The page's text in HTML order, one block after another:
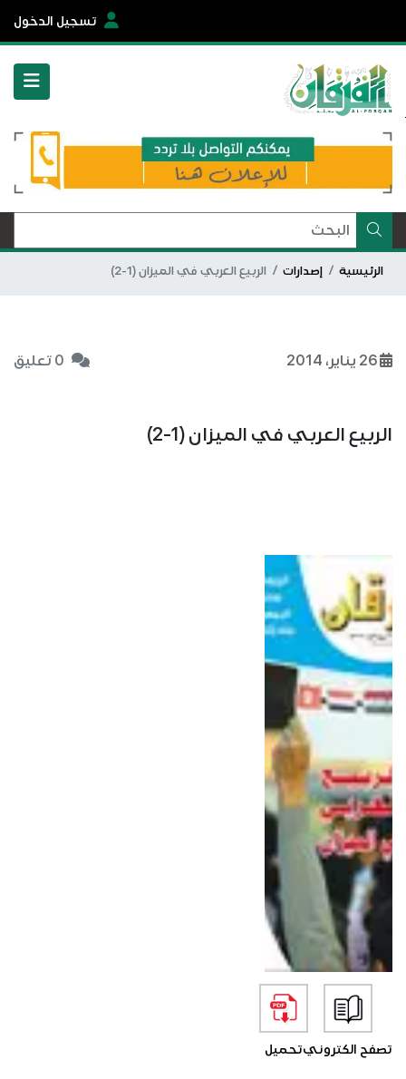
تسجيل الدخول
الرئيسية إصدارات الربيع العربي في الميزان (1-2)
0 تعليق
الربيع العربي في الميزان (1-2)
تصفح الكترونيتحميل